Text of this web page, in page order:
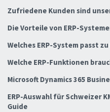
Zufriedene Kunden sind
Die Vorteile von ERP-
Welches ERP-System passt
Welche ERP-Funktionen
Microsoft Dynamics 365
ERP-Auswahl für Schweizer
Guide